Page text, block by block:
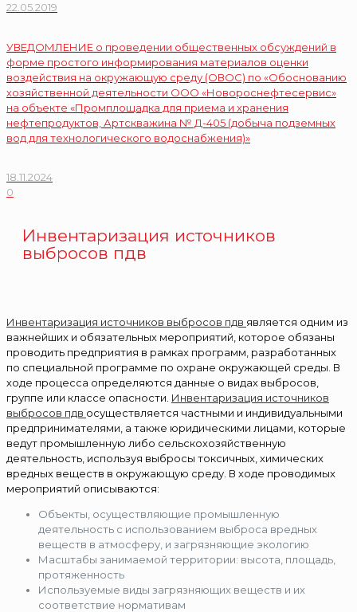
22.05.2019
УВЕДОМЛЕНИЕ o проведении общественных обсуждений в
форме простого информирования материалов оценки
воздействия на окружающую среду (ОВОС) по «Обоснованию
хозяйственной деятельности ООО «Новороснефтесервис»
на объекте «Промплощадка для приема и хранения
нефтепродуктов, Артскважина № Д-405 (добыча подземных
вод для технологического водоснабжения)»
18.11.2024
0
Инвентаризация источников
выбросов пдв
Инвентаризация источников выбросов пдв является одним из
важнейших и обязательных мероприятий, которое обязаны
проводить предприятия в рамках программ, разработанных
по специальной программе по охране окружающей среды. В
ходе процесса определяются данные о видах выбросов,
группе или классе опасности. Инвентаризация источников
выбросов пдв осуществляется частными и индивидуальными
предпринимателями, а также юридическими лицами, которые
ведут промышленную либо сельскохозяйственную
деятельность, используя выбросы токсичных, химических
вредных веществ в окружающую среду. В ходе проводимых
мероприятий описываются:
Объекты, осуществляющие промышленную
деятельность с использованием выброса вредных
веществ в атмосферу, и загрязняющие экологию
Масштабы занимаемой территории: высота, площадь,
протяженность
Используемые виды загрязняющих веществ и их
соответствие нормативам